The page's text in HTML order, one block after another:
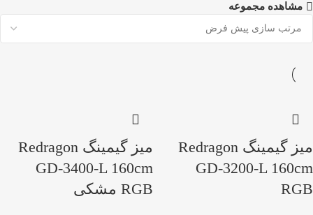
مشاهده مجموعه
میز گیمینگ Redragon
GD-3200-L 160cm
RGB
میز گیمینگ Redragon
GD-3400-L 160cm
RGB مشکی